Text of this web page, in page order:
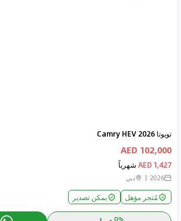
تويوتا Camry HEV 2026
102,000 AED
1,427 AED شهرياً
2026 دبي
مُتجر مؤهل يمكن تصدير